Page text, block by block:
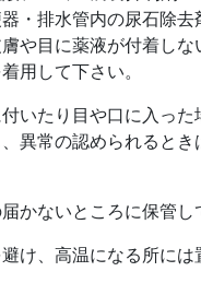
・排水管内の尿石除去
や目に薬液が付着しな
用して下さい。
付いたり目や口に入っ
異常の認められるとき
かないところに保管し
け、高温になる所には